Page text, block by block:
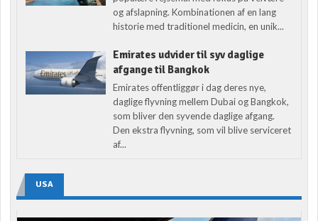
og afslapning. Kombinationen af en lang
historie med traditionel medicin, en unik...
Emirates udvider til syv daglige
afgange til Bangkok
Emirates offentliggør i dag deres nye,
daglige flyvning mellem Dubai og Bangkok,
som bliver den syvende daglige afgang.
Den ekstra flyvning, som vil blive serviceret
af...
USA